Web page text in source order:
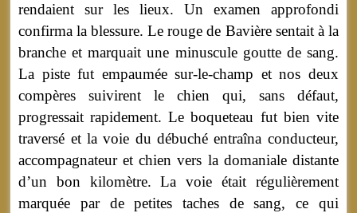
rendaient sur les lieux. Un examen approfondi
confirma la blessure. Le rouge de Bavière sentait à la
branche et marquait une minuscule goutte de sang.
La piste fut empaumée sur-le-champ et nos deux
compères suivirent le chien qui, sans défaut,
progressait rapidement. Le boqueteau fut bien vite
traversé et la voie du débuché entraîna conducteur,
accompagnateur et chien vers la domaniale distante
d’un bon kilomètre. La voie était régulièrement
marquée par de petites taches de sang, ce qui